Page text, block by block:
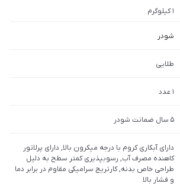
1 کیلوگرم
شودر
طلایی
1 عدد
5 سال ضمانت شودر
دارای آبکاری کروم با درجه میکرون بالا, دارای پرلاتور
کاهنده مصرف آب, رسوب­پذیری کم­تر سطح به دلیل
طراحی خاص بدنه, کارتریج سرامیکی مقاوم در برابر دما
و فشار بالا